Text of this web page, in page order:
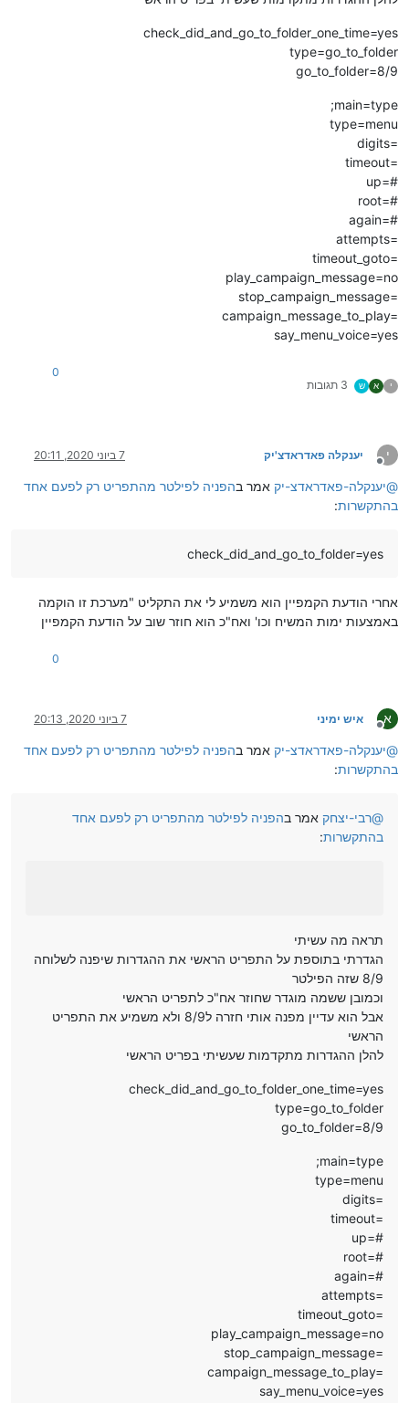
check_did_and_go_to_folder_one_time=yes
type=go_to_folder
go_to_folder=8/9
;main=type
type=menu
digits=
timeout=
up=#
root=#
again=#
attempts=
timeout_goto=
play_campaign_message=no
stop_campaign_message=
campaign_message_to_play=
say_menu_voice=yes
י א ש 3 תגובות
0
י
מנותק
יענקלה פאדראדצ'יק 7 ביוני 2020, 20:11
@יענקלה-פאדראדצ-יק אמר בהפניה לפילטר מהתפריט רק לפעם אחד
בהתקשרות:
check_did_and_go_to_folder=yes
אחרי הודעת הקמפיין הוא משמיע לי את התקליט "מערכת זו הוקמה
באמצעות ימות המשיח וכו' ואח"כ הוא חוזר שוב על הודעת הקמפיין
0
א
מנותק
איש ימיני 7 ביוני 2020, 20:13
@יענקלה-פאדראדצ-יק אמר בהפניה לפילטר מהתפריט רק לפעם אחד
בהתקשרות:
@רבי-יצחק אמר בהפניה לפילטר מהתפריט רק לפעם אחד
בהתקשרות:
תראה מה עשיתי
הגדרתי בתוספת על התפריט הראשי את ההגדרות שיפנה לשלוחה
8/9 שזה הפילטר
וכמובן ששמה מוגדר שחוזר אח"כ לתפריט הראשי
אבל הוא עדיין מפנה אותי חזרה ל8/9 ולא משמיע את התפריט
הראשי
להלן ההגדרות מתקדמות שעשיתי בפריט הראשי
check_did_and_go_to_folder_one_time=yes
type=go_to_folder
go_to_folder=8/9
;main=type
type=menu
digits=
timeout=
up=#
root=#
again=#
attempts=
timeout_goto=
play_campaign_message=no
stop_campaign_message=
campaign_message_to_play=
say_menu_voice=yes